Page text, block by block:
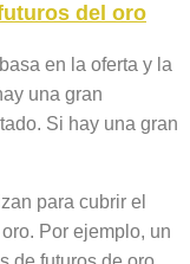
del oro
en la oferta y la
una gran
Si hay una gran
para cubrir el
Por ejemplo, un